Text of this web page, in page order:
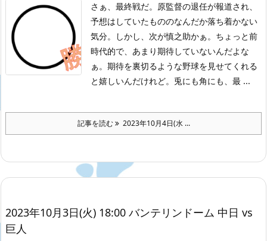
さぁ、最終戦だ。原監督の退任が報道され、
予想はしていたもののなんだか落ち着かない
気分。しかし、次が慎之助かぁ。ちょっと前
時代的で、あまり期待していないんだよな
ぁ。期待を裏切るような野球を見せてくれる
と嬉しいんだけれど。兎にも角にも、最 ...
記事を読む 2023年10月4日(水 ...
2023年10月3日(火) 18:00 バンテリンドーム 中日 vs
巨人